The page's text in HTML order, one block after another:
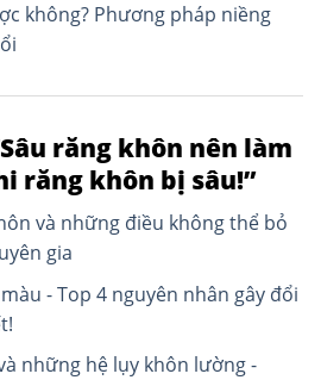
không? Phương pháp niềng
Sâu răng khôn nên làm
răng khôn bị sâu!”
và những điều không thể bỏ
gia
- Top 4 nguyên nhân gây đổi
những hệ lụy khôn lường -